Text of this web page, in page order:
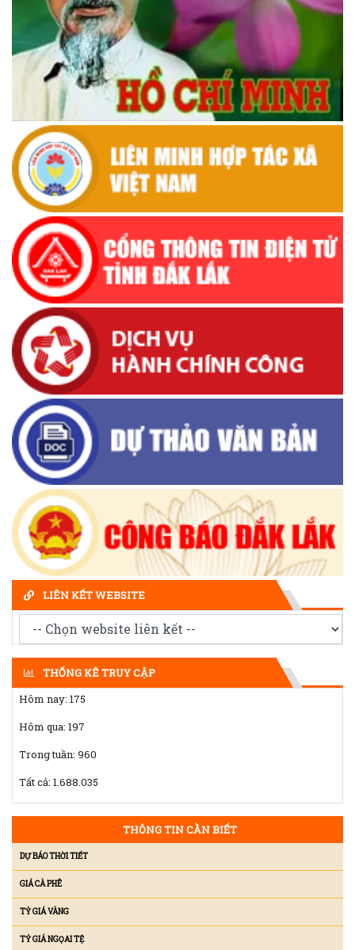
LIÊN KẾT WEBSITE
THỐNG KÊ TRUY CẬP
Hôm nay: 175
Hôm qua: 197
Trong tuần: 960
Tất cả: 1.688.035
THÔNG TIN CẦN BIẾT
DỰ BÁO THỜI TIẾT
GIÁ CÀ PHÊ
TỶ GIÁ VÀNG
TỶ GIÁ NGỌAI TỆ